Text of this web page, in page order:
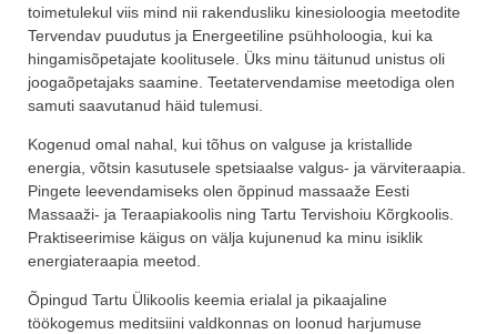
toimetulekul viis mind nii rakendusliku kinesioloogia meetodite
Tervendav puudutus ja Energeetiline psühholoogia, kui ka
hingamisõpetajate koolitusele. Üks minu täitunud unistus oli
joogaõpetajaks saamine. Teetatervendamise meetodiga olen
samuti saavutanud häid tulemusi.
Kogenud omal nahal, kui tõhus on valguse ja kristallide
energia, võtsin kasutusele spetsiaalse valgus- ja värviteraapia.
Pingete leevendamiseks olen õppinud massaaže Eesti
Massaaži- ja Teraapiakoolis ning Tartu Tervishoiu Kõrgkoolis.
Praktiseerimise käigus on välja kujunenud ka minu isiklik
energiateraapia meetod.
Õpingud Tartu Ülikoolis keemia erialal ja pikaajaline
töökogemus meditsiini valdkonnas on loonud harjumuse